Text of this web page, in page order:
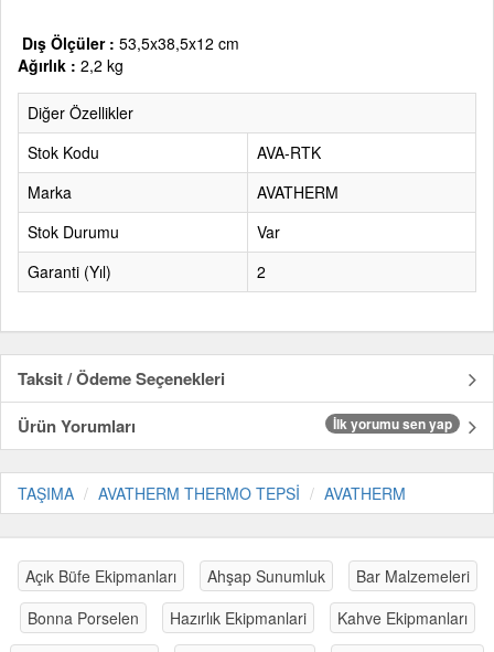
Dış Ölçüler: 53,5x38,5x12 cm
Ağırlık : 2,2 kg
Diğer Özellikler
Stok Kodu
AVA-RTK
Marka
AVATHERM
Stok Durumu
Var
Garanti (Yıl)
2
Taksit / Ödeme Seçenekleri
Ürün Yorumları
İlk yorumu sen yap
TAŞIMA AVATHERM THERMO TEPSİ AVATHERM
Açık Büfe Ekipmanları Ahşap Sunumluk
Bar Malzemeleri
Bonna Porselen
Hazırlık Ekipmanlari
Kahve Ekipmanları